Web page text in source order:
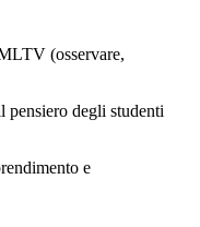
(osservare,
pensiero degli studenti
e